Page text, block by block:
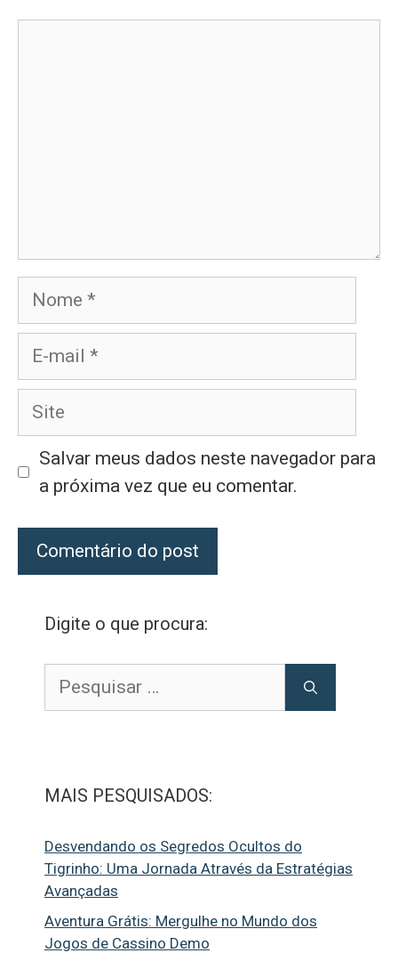
Nome
Site
Salvar meus dados neste navegador para
a próxima vez que eu comentar.
Digite o que procura:
por:
MAIS PESQUISADOS:
Desvendando os Segredos Ocultos do
Tigrinho: Uma Jornada Através da Estratégias
Avançadas
Aventura Grátis: Mergulhe no Mundo dos
Jogos de Cassino Demo